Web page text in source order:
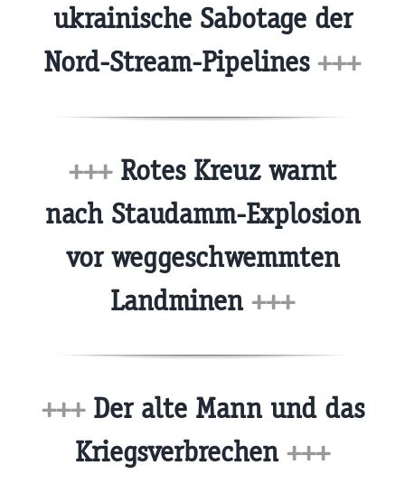
ukrainische Sabotage der
Nord-Stream-Pipelines +++
+++Rotes Kreuz warnt
nach Staudamm-Explosion
vor weggeschwemmten
Landminen +++
+++Der alte Mann und das
Kriegsverbrechen +++